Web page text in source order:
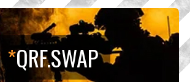
*QRF.SWAP